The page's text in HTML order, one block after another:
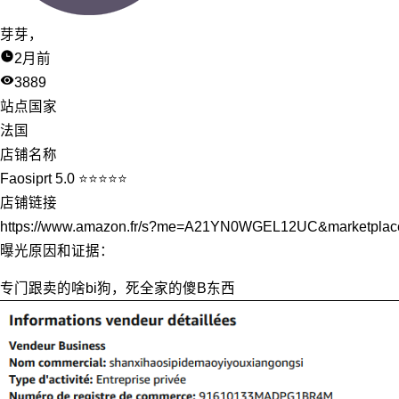
芽芽，
2月前
3889
站点国家
法国
店铺名称
Faosiprt 5.0 ⭐⭐⭐⭐⭐
店铺链接
https://www.amazon.fr/
曝光原因和证据：
专门跟卖的啥bi狗，死全家的傻B东西